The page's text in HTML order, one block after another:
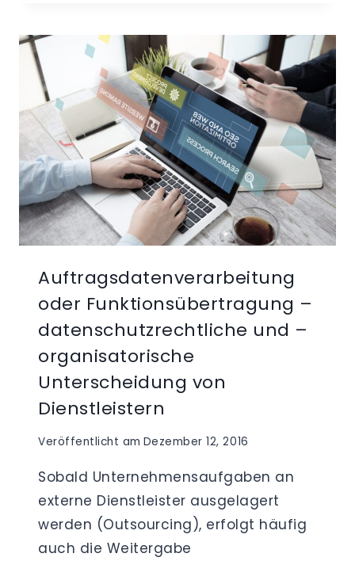
AUFTRAGSDATENVERARBEITUNG
UND
FUNKTIONSÜBERTRAGUNG
Auftragsdatenverarbeitung
oder Funktionsübertragung –
datenschutzrechtliche und –
organisatorische
Unterscheidung von
Dienstleistern
Veröffentlicht am Dezember 12, 2016
Sobald Unternehmensaufgaben an
externe Dienstleister ausgelagert
werden (Outsourcing), erfolgt häufig
auch die Weitergabe